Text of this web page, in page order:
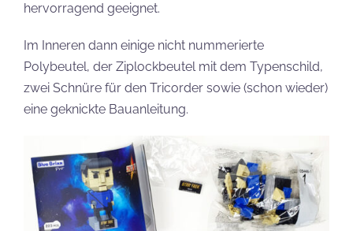
hervorragend geeignet.
Im Inneren dann einige nicht nummerierte
Polybeutel, der Ziplockbeutel mit dem Typenschild,
zwei Schnüre für den Tricorder sowie (schon wieder)
eine geknickte Bauanleitung.